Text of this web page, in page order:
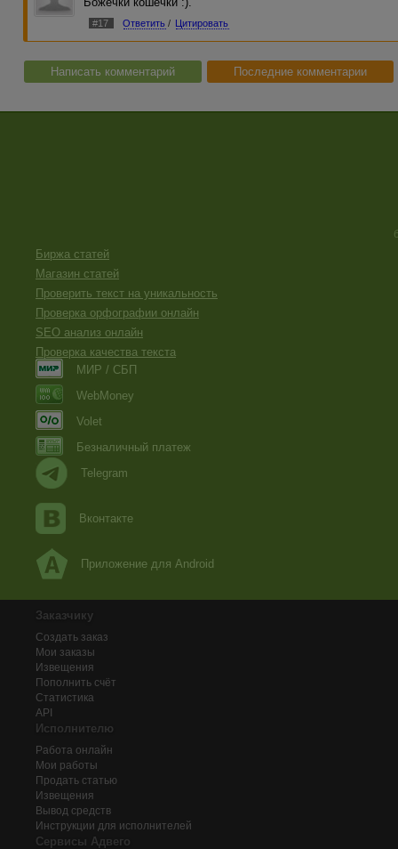
#17 Ответить / Цитировать
Написать комментарий Последние комментарии
Биржа статей
Магазин статей
Проверить текст на уникальность
Проверка орфографии онлайн
SEO анализ онлайн
Проверка качества текста
МИР / СБП
WebMoney
Volet
Безналичный платеж
Telegram
Вконтакте
Приложение для Android
Заказчику
Создать заказ
Мои заказы
Извещения
Пополнить счёт
Статистика
API
Исполнителю
Работа онлайн
Мои работы
Продать статью
Извещения
Вывод средств
Инструкции для исполнителей
Сервисы Адвего